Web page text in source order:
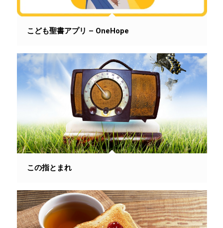
こども聖書アプリ – OneHope
この指とまれ